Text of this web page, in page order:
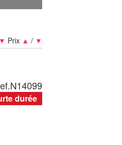
▼ Prix ▲ / ▼
N14099
durée